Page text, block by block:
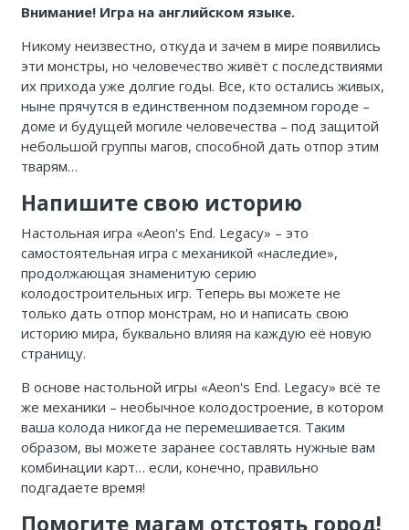
Внимание! Игра на английском языке.
Никому неизвестно, откуда и зачем в мире появились
эти монстры, но человечество живёт с последствиями
их прихода уже долгие годы. Все, кто остались живых,
ныне прячутся в единственном подземном городе –
доме и будущей могиле человечества – под защитой
небольшой группы магов, способной дать отпор этим
тварям…
Напишите свою историю
Настольная игра «Aeon's End. Legacy» – это
самостоятельная игра с механикой «наследие»,
продолжающая знаменитую серию
колодостроительных игр. Теперь вы можете не
только дать отпор монстрам, но и написать свою
историю мира, буквально влияя на каждую её новую
страницу.
В основе настольной игры «Aeon's End. Legacy» всё те
же механики – необычное колодостроение, в котором
ваша колода никогда не перемешивается. Таким
образом, вы можете заранее составлять нужные вам
комбинации карт… если, конечно, правильно
подгадаете время!
Помогите магам отстоять город!